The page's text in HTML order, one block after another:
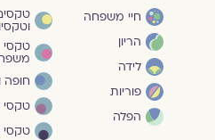
חיי משפחה
הריון
לידה
פוריות
הפלה
טקסי
חופה
טקסי
טקסי